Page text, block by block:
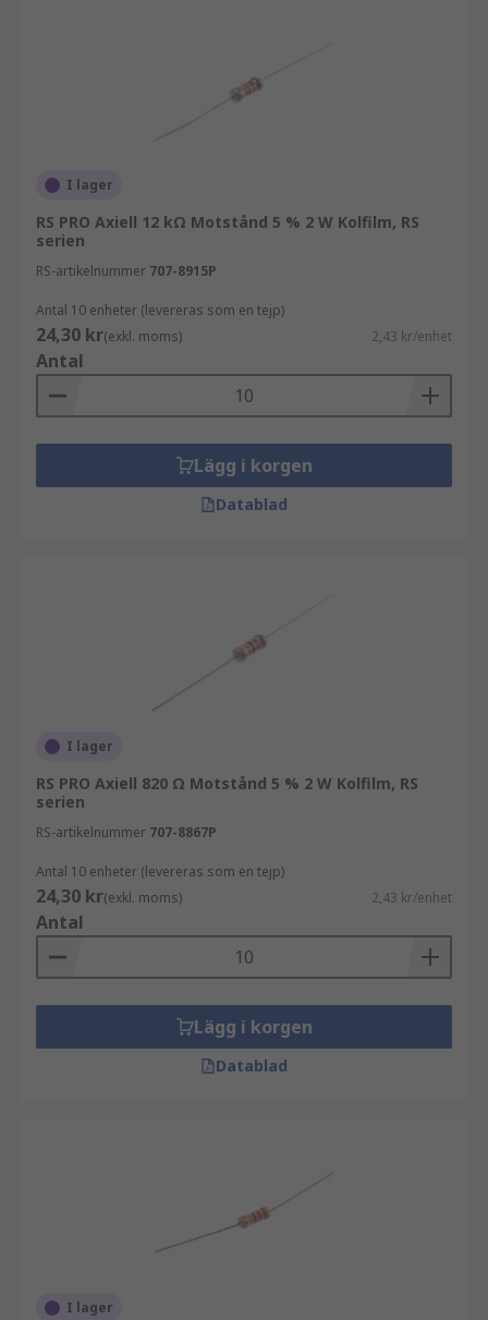
I lager
RS PRO Axiell 12 kΩ Motstånd 5 % 2 W Kolfilm, RS
serien
RS-artikelnummer 707-8915P
Antal 10 enheter (levereras som en tejp)
24,30 kr(exkl. moms) 2,43 kr/enhet
Antal
Lägg i korgen
Datablad
I lager
RS PRO Axiell 820 Ω Motstånd 5 % 2 W Kolfilm, RS
serien
RS-artikelnummer 707-8867P
Antal 10 enheter (levereras som en tejp)
24,30 kr(exkl. moms) 2,43 kr/enhet
Antal
Lägg i korgen
Datablad
I lager